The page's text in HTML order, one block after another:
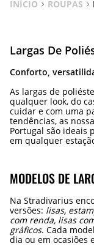
INÍCIO ROUPAS
Largas De
Conforto,
As largas de
qualquer look, do
cuidar e com uma
tendências, as
Portugal são ideais
em qualquer
MODELOS DE
Na Stradivarius
versões: lisas,
com renda, lisas
gráficos. Cada
dia ou em ocasiões